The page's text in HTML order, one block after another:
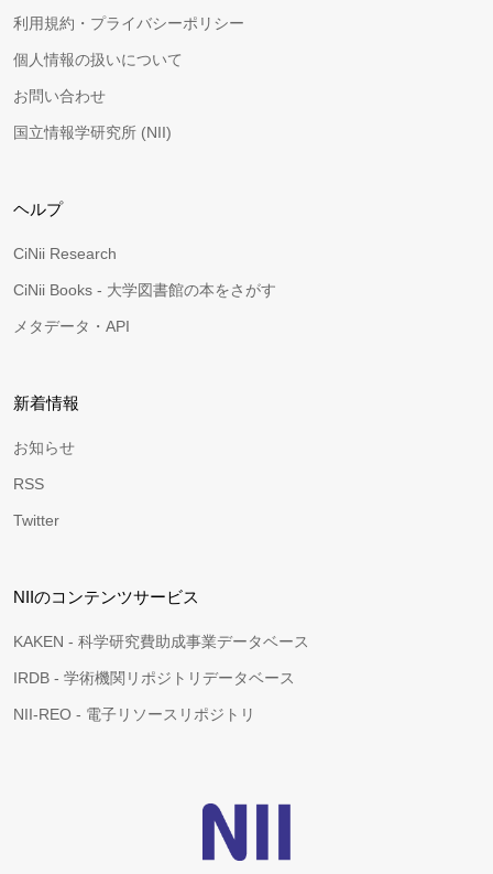
利用規約・プライバシーポリシー
個人情報の扱いについて
お問い合わせ
国立情報学研究所 (NII)
ヘルプ
CiNii Research
CiNii Books - 大学図書館の本をさがす
メタデータ・API
新着情報
お知らせ
RSS
Twitter
NIIのコンテンツサービス
KAKEN - 科学研究費助成事業データベース
IRDB - 学術機関リポジトリデータベース
NII-REO - 電子リソースリポジトリ